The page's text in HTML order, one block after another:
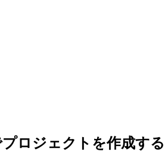
プロジェクトを作成する